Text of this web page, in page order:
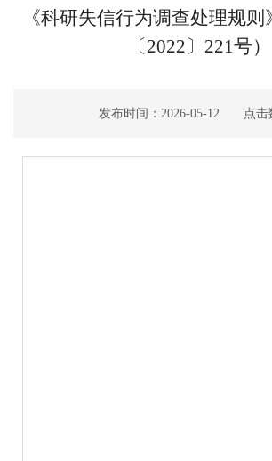
《科研失信行为调查处理规
〔2022〕221号）
发布时间：2026-05-12 点击